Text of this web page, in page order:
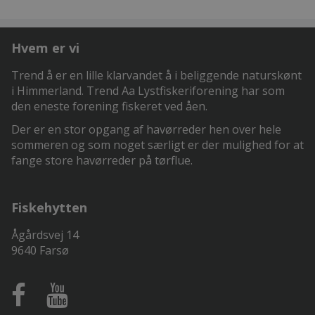
Hvem er vi
Trend å er en lille klarvandet å i beliggende naturskønt
i Himmerland. Trend Aa Lystfiskeriforening har som
den eneste forening fiskeret ved åen.
Der er en stor opgang af havørreder hen over hele
sommeren og som noget særligt er der mulighed for at
fange store havørreder på tørflue.
Fiskehytten
Ågårdsvej 14
9640 Farsø